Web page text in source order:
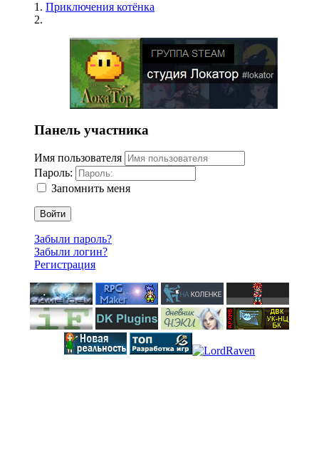
1. Приключения котёнка
2.
Панель участника
Имя пользователя
Пароль:
Запомнить меня
Войти
Забыли пароль?
Забыли логин?
Регистрация